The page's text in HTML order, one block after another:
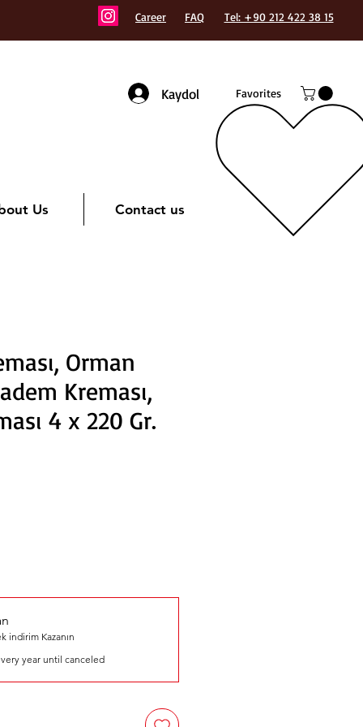
Career FAQ Tel: +90 212 422 38 15
Kaydol Favorites
Us Contact us
Orman
Kreması,
4 x 220 Gr.
indirim Kazanın
year until canceled